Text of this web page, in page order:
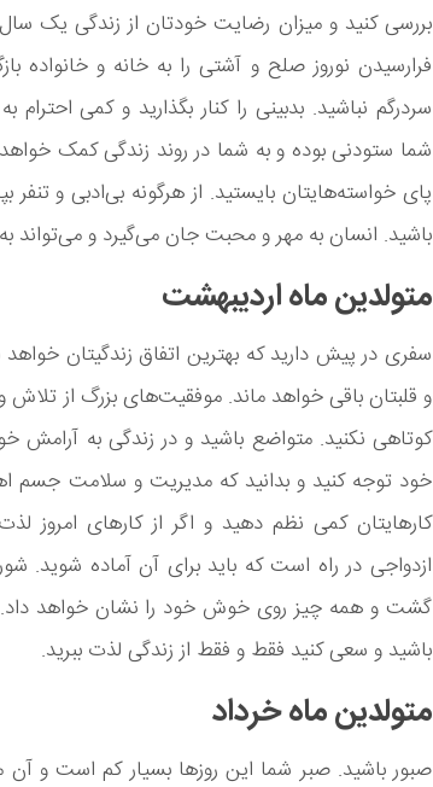
بررسی کنید و میزان رضایت خودتان از زندگی یک
فرارسیدن نوروز صلح و آشتی را به خانه و خانواده
سردرگم نباشید. بدبینی را کنار بگذارید و کمی احترام
شما ستودنی بوده و به شما در روند زندگی کمک
پای خواسته‌هایتان بایستید. از هرگونه بی‌ادبی و
باشید. انسان به مهر و محبت جان می‌گیرد و می‌تواند
متولدین ماه اردیبهشت
سفری در پیش دارید که بهترین اتفاق زندگیتان
و قلبتان باقی خواهد ماند. موفقیت‌های بزرگ از
کوتاهی نکنید. متواضع باشید و در زندگی به آرامش
خود توجه کنید و بدانید که مدیریت و سلامت جسم
کارهایتان کمی نظم دهید و اگر از کارهای امروز
ازدواجی در راه است که باید برای آن آماده شوید.
گشت و همه چیز روی خوش خود را نشان خواهد داد.
باشید و سعی کنید فقط و فقط از زندگی لذت ببرید.
متولدین ماه خرداد
صبور باشید. صبر شما این روزها بسیار کم است و آن